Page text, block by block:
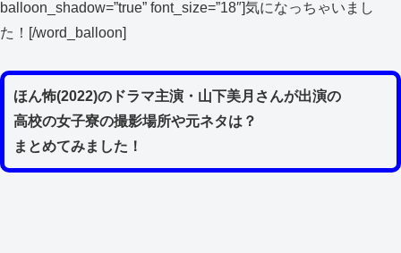
balloon_shadow=”true” font_size=”18″]気になっちゃいまし
た！[/word_balloon]
ほん怖(2022)のドラマ主演・山下美月さんが出演の
高校の女子寮の撮影場所や元ネタは？
まとめてみました！